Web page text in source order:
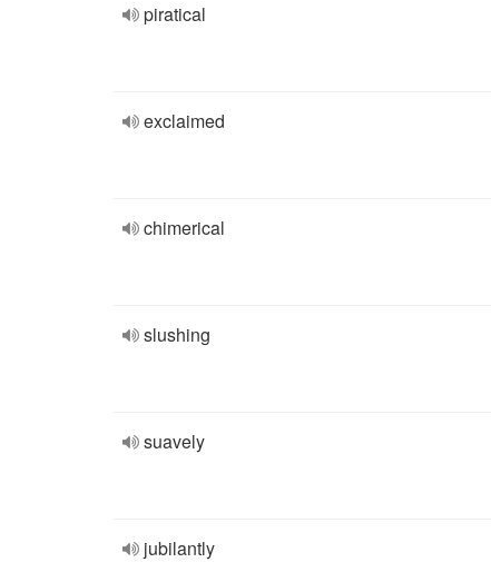
piratical
exclaimed
chimerical
slushing
suavely
jubilantly